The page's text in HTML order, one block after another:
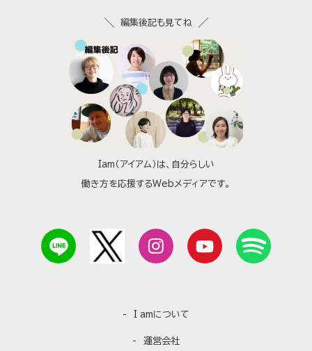
Iam（アイアム）は、自分らしい
働き方を応援するWebメディアです。
I amについて
運営会社
編集後記も見てね